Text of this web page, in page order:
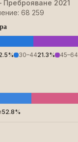
2021
68 259
% 30–4421.3% 45–64
52.8%